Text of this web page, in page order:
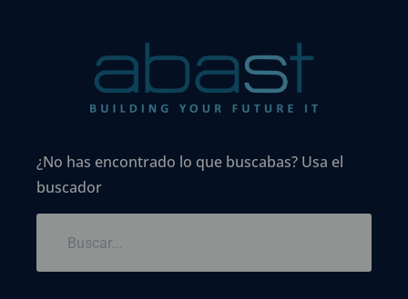
¿No has encontrado lo que buscabas? Usa el
buscador